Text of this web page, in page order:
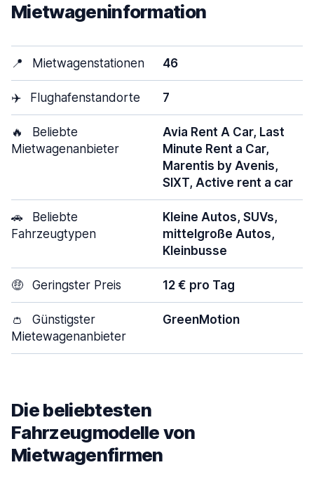
Mietwageninformation
📍 Mietwagenstationen 46
✈️ Flughafenstandorte 7
🔥
Beliebte
Mietwagenanbieter
Avia Rent A Car, Last
Minute Rent a Car,
Marentis by Avenis,
SIXT, Active rent a car
🚗
Beliebte
Fahrzeugtypen
Kleine Autos, SUVs,
mittelgroße Autos,
Kleinbusse
🤑 Geringster Preis 12 € pro Tag
👛
Günstigster
Mietewagenanbieter
GreenMotion
Die beliebtesten
Fahrzeugmodelle von
Mietwagenfirmen